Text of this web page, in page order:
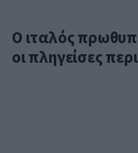
Ο ιταλός
οι πληγείσες